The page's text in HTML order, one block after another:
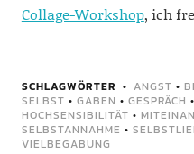
Collage-Workshop, ich
SCHLAGWÖRTER ANGST •
SELBST • GABEN • GESPRÄCH •
HOCHSENSIBILITÄT •
SELBSTANNAHME •
VIELBEGABUNG